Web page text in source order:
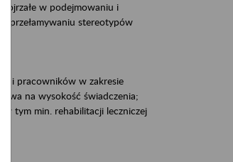
w podejmowaniu i
przełamywaniu stereotypów
i pracowników w zakresie
na wysokość świadczenia;
tym min. rehabilitacji leczniczej